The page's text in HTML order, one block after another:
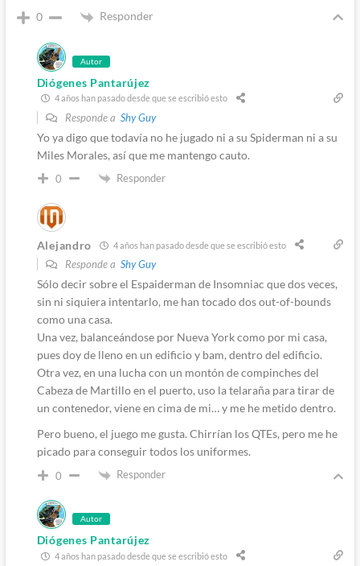
0 Responder
Autor
Diógenes Pantarújez
4 años han pasado desde que se escribió esto
Responde a Shy Guy
Yo ya digo que todavía no he jugado ni a su Spiderman ni a su
Miles Morales, así que me mantengo cauto.
0 Responder
Alejandro 4 años han pasado desde que se escribió esto
Responde a Shy Guy
Sólo decir sobre el Espaiderman de Insomniac que dos veces,
sin ni siquiera intentarlo, me han tocado dos out-of-bounds
como una casa.
Una vez, balanceándose por Nueva York como por mi casa,
pues doy de lleno en un edificio y bam, dentro del edificio.
Otra vez, en una lucha con un montón de compinches del
Cabeza de Martillo en el puerto, uso la telaraña para tirar de
un contenedor, viene en cima de mi… y me he metido dentro.
Pero bueno, el juego me gusta. Chirrían los QTEs, pero me he
picado para conseguir todos los uniformes.
0 Responder
Autor
Diógenes Pantarújez
4 años han pasado desde que se escribió esto